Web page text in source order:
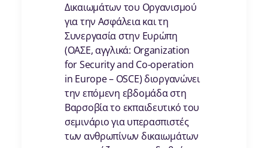
Δικαιωμάτων του Οργανισμού
για την Ασφάλεια και τη
Συνεργασία στην Ευρώπη
(ΟΑΣΕ, αγγλικά: Organization
for Security and Co-operation
in Europe – OSCE) διοργανώνει
την επόμενη εβδομάδα στη
Βαρσοβία το εκπαιδευτικό του
σεμινάριο για υπερασπιστές
των ανθρωπίνων δικαιωμάτων